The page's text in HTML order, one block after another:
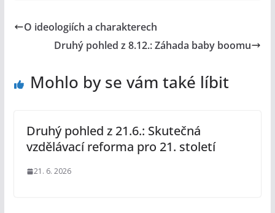
O ideologiích a charakterech
Druhý pohled z 8.12.: Záhada baby boomu
Mohlo by se vám také líbit
Druhý pohled z 21.6.: Skutečná
vzdělávací reforma pro 21. století
21. 6. 2026